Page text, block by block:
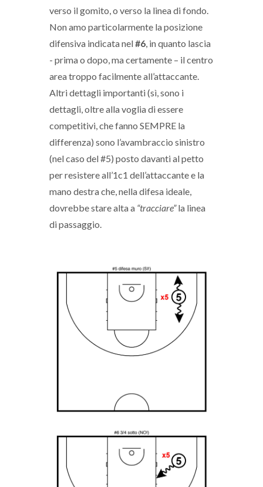
verso il gomito, o verso la linea di fondo.
Non amo particolarmente la posizione
difensiva indicata nel#6, in quanto lascia
- prima o dopo, ma certamente – il centro
area troppo facilmente all’attaccante.
Altri dettagli importanti (sì, sono i
dettagli, oltre alla voglia di essere
competitivi, che fanno SEMPRE la
differenza) sono l’avambraccio sinistro
(nel caso del #5) posto davanti al petto
per resistere all’1c1 dell’attaccante e la
mano destra che, nella difesa ideale,
dovrebbe stare alta a “tracciare”la linea
di passaggio.